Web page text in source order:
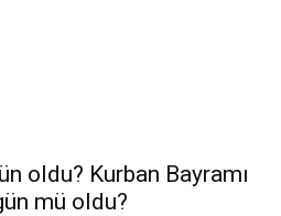
oldu? Kurban Bayramı
mü oldu?